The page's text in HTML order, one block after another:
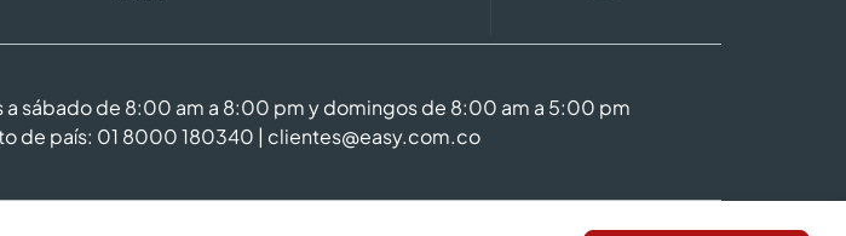
a sábado de 8:00 am a 8:00 pm y domingos de 8:00 am a 5:00 pm
de país: 01 8000 180340 | clientes@easy.com.co